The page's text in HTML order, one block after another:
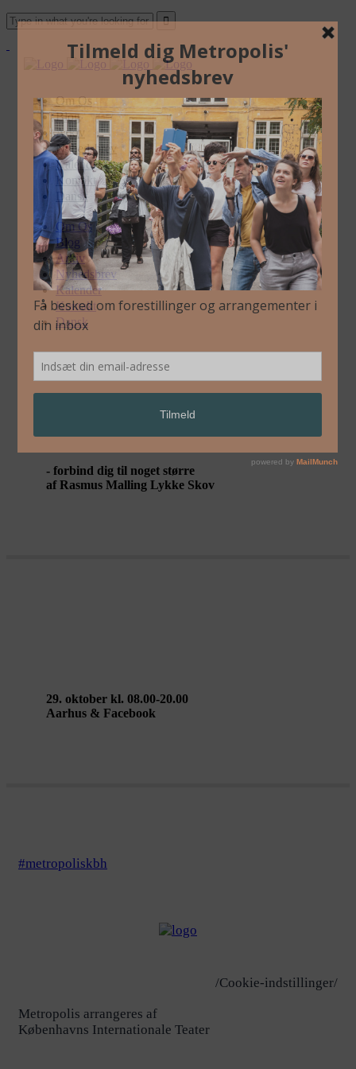
Om Os
Blog
Arkiv
Nyhedsbrev
Kalender
Kontakt
Dansk
Om Os
Blog
Arkiv
Nyhedsbrev
Kalender
Kontakt
Dansk
AT VANDRE VILDT
- forbind dig til noget større
af Rasmus Malling Lykke Skov
29. oktober kl. 08.00-20.00
Aarhus & Facebook
#metropoliskbh
/Cookie-indstillinger/
Metropolis arrangeres af
Københavns Internationale Teater